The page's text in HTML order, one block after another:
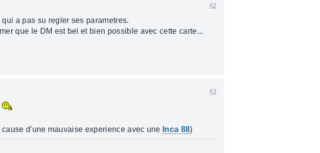
#2
a pas su regler ses parametres.
que le DM est bel et bien possible avec cette carte...
#3
d'une mauvaise experience avec une Inca 88)